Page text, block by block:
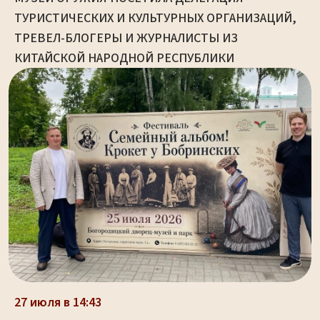
ТУРИСТИЧЕСКИХ И КУЛЬТУРНЫХ ОРГАНИЗАЦИЙ,
ТРЕВЕЛ-БЛОГЕРЫ И ЖУРНАЛИСТЫ ИЗ
КИТАЙСКОЙ НАРОДНОЙ РЕСПУБЛИКИ
27 июля в 14:43